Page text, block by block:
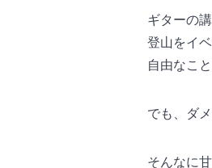
ギターの
登山をイ
自由なこ
でも、ダ
そんなに